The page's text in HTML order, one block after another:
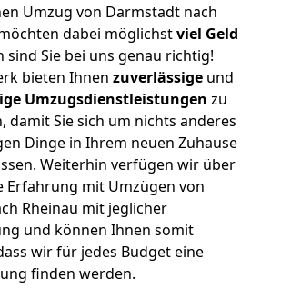
Umzug von Darmstadt nach
dabei möglichstviel Geld
sind Sie bei uns genau richtig!
bieten Ihnen zuverlässige und
Umzugsdienstleistungen zu
damit Sie sich um nichts anderes
Dinge in Ihrem neuen Zuhause
Weiterhin verfügen wir über
Erfahrung mit Umzügen von
Rheinau mit jeglicher
und können Ihnen somit
wir für jedes Budget eine
finden werden.